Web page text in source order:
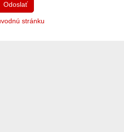
Odoslať
stránku